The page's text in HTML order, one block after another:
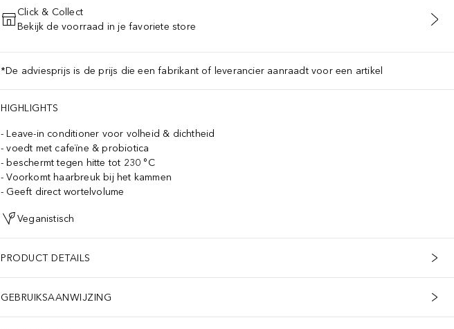
Click & Collect
Bekijk de voorraad in je favoriete store
*De adviesprijs is de prijs die een fabrikant of leverancier aanraadt voor een artikel
HIGHLIGHTS
Leave-in conditioner voor volheid & dichtheid
voedt met cafeïne & probiotica
beschermt tegen hitte tot 230 °C
Voorkomt haarbreuk bij het kammen
Geeft direct wortelvolume
Veganistisch
PRODUCT DETAILS
GEBRUIKSAANWIJZING